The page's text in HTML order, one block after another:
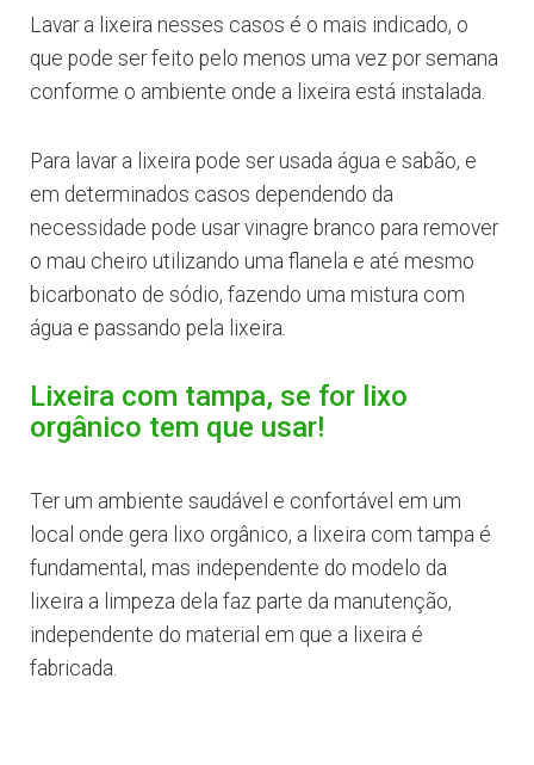
Lavar a lixeira nesses casos é o mais indicado, o
que pode ser feito pelo menos uma vez por semana
conforme o ambiente onde a lixeira está instalada.
Para lavar a lixeira pode ser usada água e sabão, e
em determinados casos dependendo da
necessidade pode usar vinagre branco para remover
o mau cheiro utilizando uma flanela e até mesmo
bicarbonato de sódio, fazendo uma mistura com
água e passando pela lixeira.
Lixeira com tampa, se for lixo
orgânico tem que usar!
Ter um ambiente saudável e confortável em um
local onde gera lixo orgânico, a lixeira com tampa é
fundamental, mas independente do modelo da
lixeira a limpeza dela faz parte da manutenção,
independente do material em que a lixeira é
fabricada.